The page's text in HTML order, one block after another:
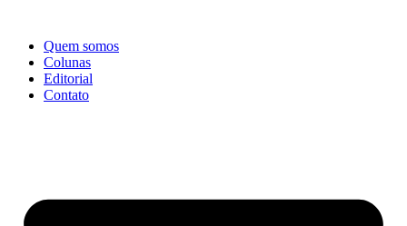
conteúdo
Quem somos
Colunas
Editorial
Contato